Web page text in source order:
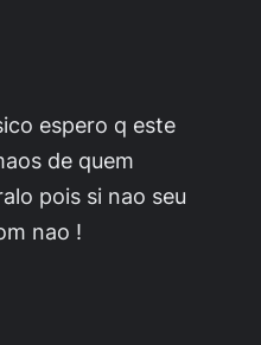
espero q este
de quem
pois si nao seu
nao !